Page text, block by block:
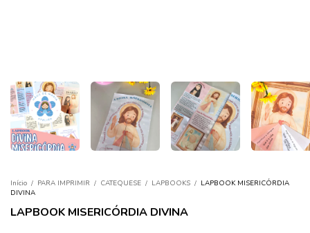
Início / PARA IMPRIMIR / CATEQUESE / LAPBOOKS / LAPBOOK MISERICÓRDIA
DIVINA
LAPBOOK MISERICÓRDIA DIVINA